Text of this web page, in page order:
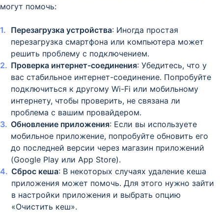
могут помочь:
Перезагрузка устройства: Иногда простая
перезагрузка смартфона или компьютера может
решить проблему с подключением.
Проверка интернет-соединения: Убедитесь, что у
вас стабильное интернет-соединение. Попробуйте
подключиться к другому Wi-Fi или мобильному
интернету, чтобы проверить, не связана ли
проблема с вашим провайдером.
Обновление приложения: Если вы используете
мобильное приложение, попробуйте обновить его
до последней версии через магазин приложений
(Google Play или App Store).
Сброс кеша: В некоторых случаях удаление кеша
приложения может помочь. Для этого нужно зайти
в настройки приложения и выбрать опцию
«Очистить кеш».